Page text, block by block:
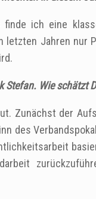
finde ich eine
letzten Jahren
Stefan. Wie
Zunächst der
des